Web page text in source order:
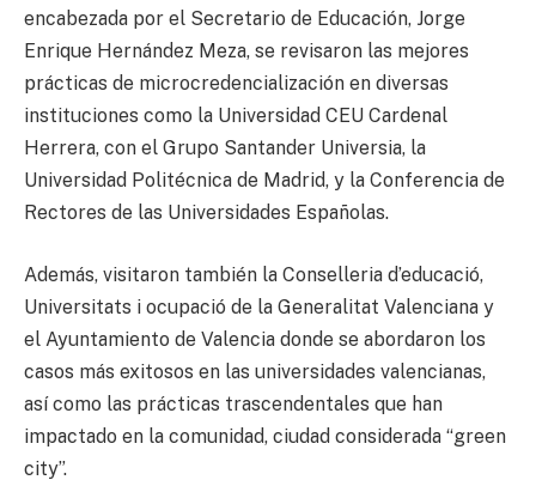
encabezada por el Secretario de Educación, Jorge
Enrique Hernández Meza, se revisaron las mejores
prácticas de microcredencialización en diversas
instituciones como la Universidad CEU Cardenal
Herrera, con el Grupo Santander Universia, la
Universidad Politécnica de Madrid, y la Conferencia de
Rectores de las Universidades Españolas.
Además, visitaron también la Conselleria d’educació,
Universitats i ocupació de la Generalitat Valenciana y
el Ayuntamiento de Valencia donde se abordaron los
casos más exitosos en las universidades valencianas,
así como las prácticas trascendentales que han
impactado en la comunidad, ciudad considerada “green
city”.